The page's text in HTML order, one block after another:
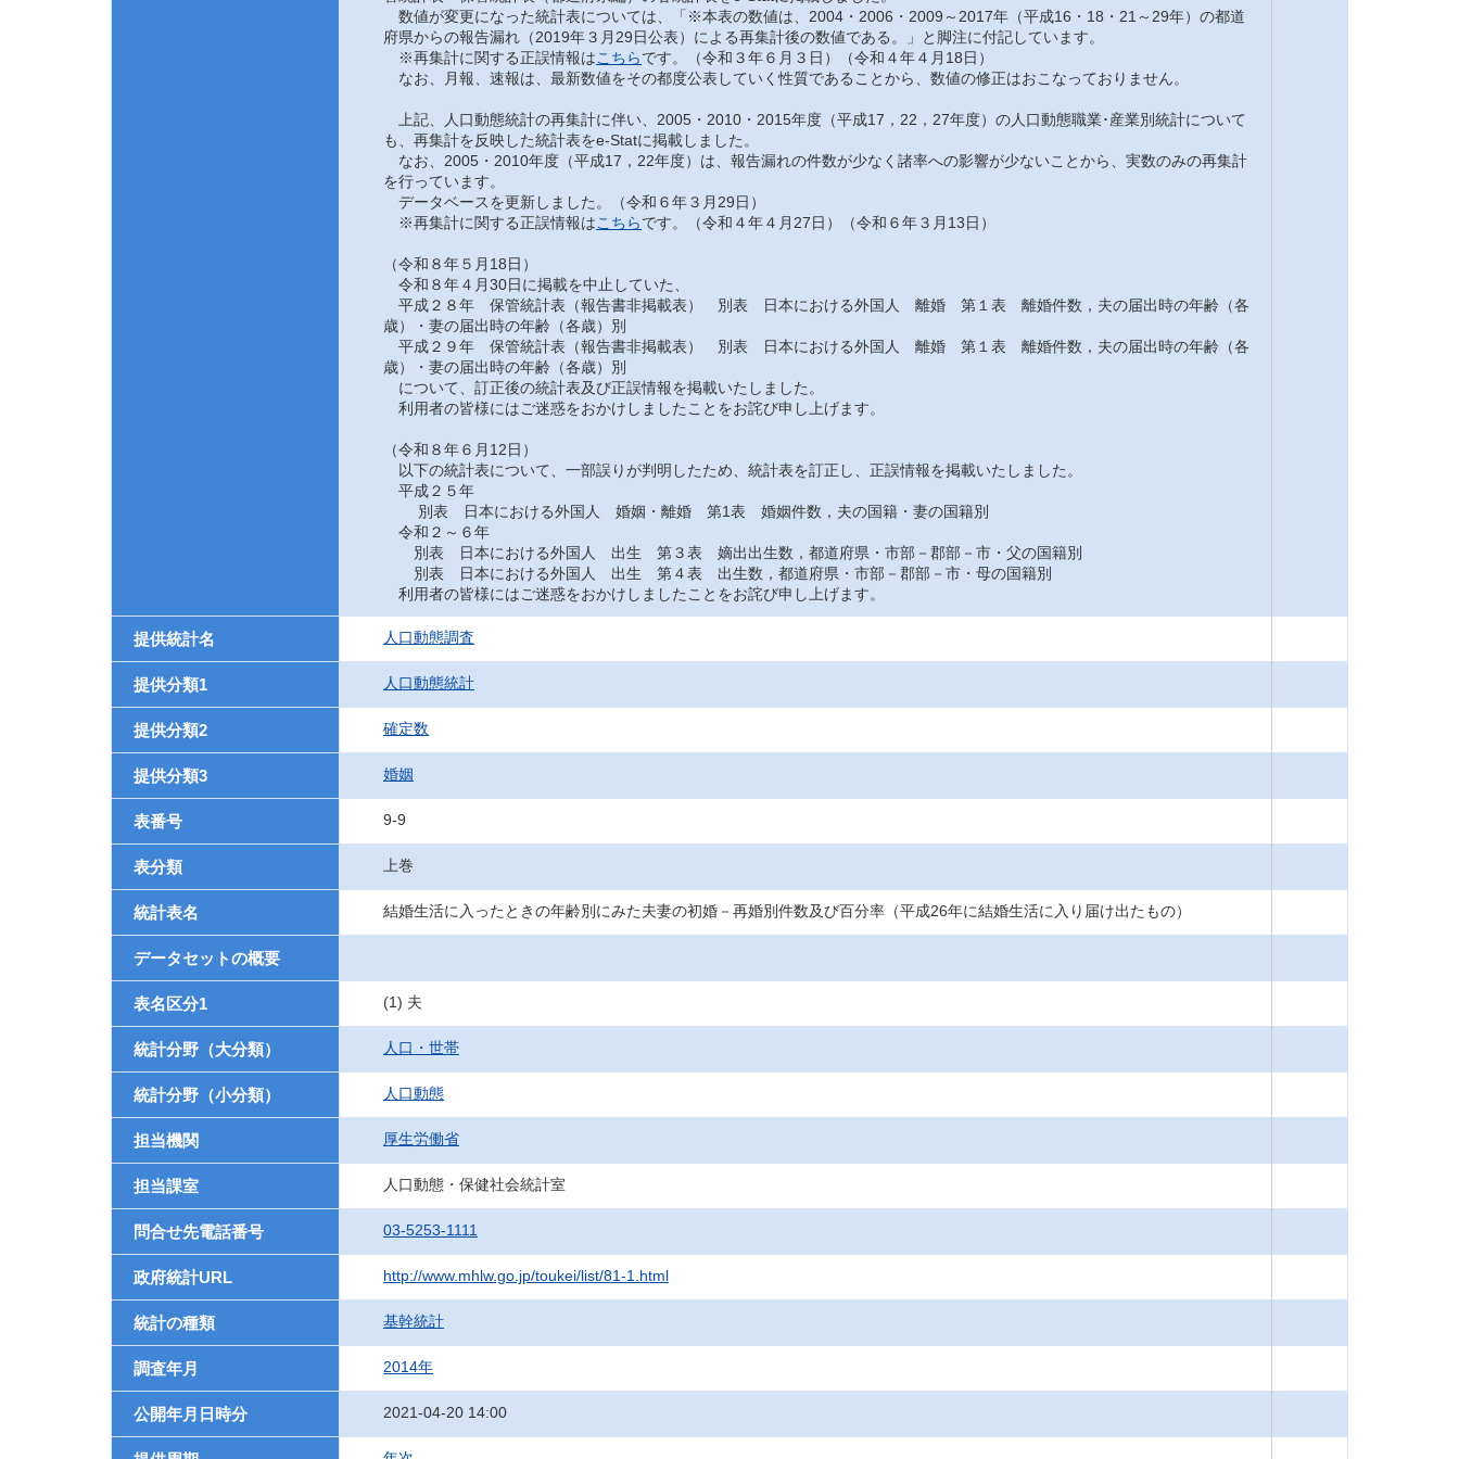
数値が変更になった統計表については、「※本表の数値は、2004・2006・2009～2017年（平成16・18・21～29年）の都道
府県からの報告漏れ（2019年３月29日公表）による再集計後の数値である。」と脚注に付記しています。
※再集計に関する正誤情報はこちらです。（令和３年６月３日）（令和４年４月18日）
なお、月報、速報は、最新数値をその都度公表していく性質であることから、数値の修正はおこなっておりません。
上記、人口動態統計の再集計に伴い、2005・2010・2015年度（平成17，22，27年度）の人口動態職業･産業別統計について
も、再集計を反映した統計表をe-Statに掲載しました。
なお、2005・2010年度（平成17，22年度）は、報告漏れの件数が少なく諸率への影響が少ないことから、実数のみの再集計
を行っています。
データベースを更新しました。（令和６年３月29日）
※再集計に関する正誤情報はこちらです。（令和４年４月27日）（令和６年３月13日）
（令和８年５月18日）
令和８年４月30日に掲載を中止していた、
平成２８年 保管統計表（報告書非掲載表） 別表 日本における外国人 離婚 第１表 離婚件数，夫の届出時の年齢（各
歳）・妻の届出時の年齢（各歳）別
平成２９年 保管統計表（報告書非掲載表） 別表 日本における外国人 離婚 第１表 離婚件数，夫の届出時の年齢（各
歳）・妻の届出時の年齢（各歳）別
について、訂正後の統計表及び正誤情報を掲載いたしました。
利用者の皆様にはご迷惑をおかけしましたことをお詫び申し上げます。
（令和８年６月12日）
以下の統計表について、一部誤りが判明したため、統計表を訂正し、正誤情報を掲載いたしました。
平成２５年
別表 日本における外国人 婚姻・離婚 第1表 婚姻件数，夫の国籍・妻の国籍別
令和２～６年
別表 日本における外国人 出生 第３表 嫡出出生数，都道府県・市部－郡部－市・父の国籍別
別表 日本における外国人 出生 第４表 出生数，都道府県・市部－郡部－市・母の国籍別
利用者の皆様にはご迷惑をおかけしましたことをお詫び申し上げます。
提供統計名 人口動態調査
提供分類1 人口動態統計
提供分類2 確定数
提供分類3 婚姻
表番号 9-9
表分類 上巻
統計表名 結婚生活に入ったときの年齢別にみた夫妻の初婚－再婚別件数及び百分率（平成26年に結婚生活に入り届け出たもの）
データセットの概要
表名区分1 (1) 夫
統計分野（大分類） 人口・世帯
統計分野（小分類） 人口動態
担当機関 厚生労働省
担当課室 人口動態・保健社会統計室
問合せ先電話番号 03-5253-1111
政府統計URL http://www.mhlw.go.jp/toukei/list/81-1.html
統計の種類 基幹統計
調査年月 2014年
公開年月日時分 2021-04-20 14:00